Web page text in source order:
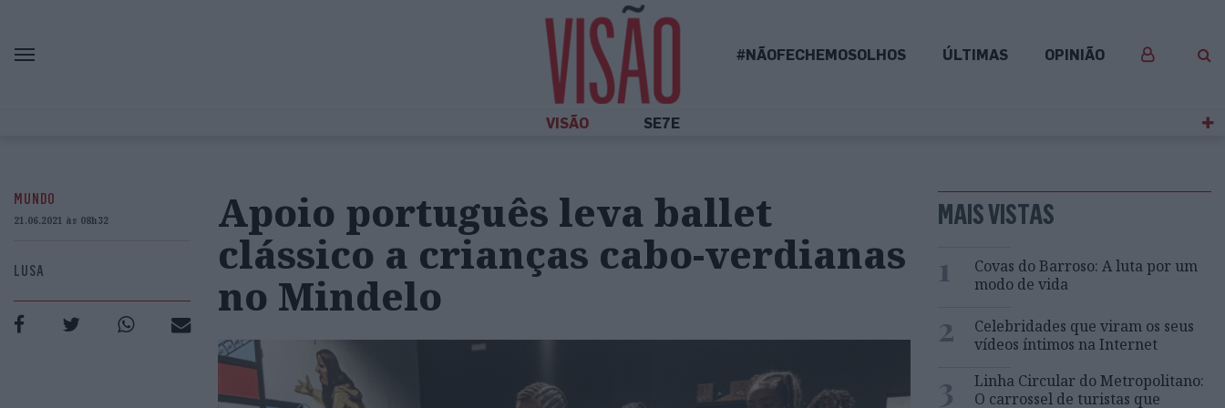
#NÃOFECHEMOSOLHOS ÚLTIMAS OPINIÃO
VISÃO SE7E
MUNDO
21.06.2021 às 08h32
LUSA
Apoio português leva ballet
clássico a crianças cabo-verdianas
no Mindelo
MAIS VISTAS
1
Covas do Barroso: A luta por um
modo de vida
2
Celebridades que viram os seus
vídeos íntimos na Internet
3
Linha Circular do Metropolitano:
O carrossel de turistas que